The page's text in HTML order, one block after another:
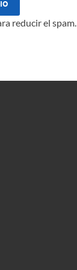
reducir el spam.